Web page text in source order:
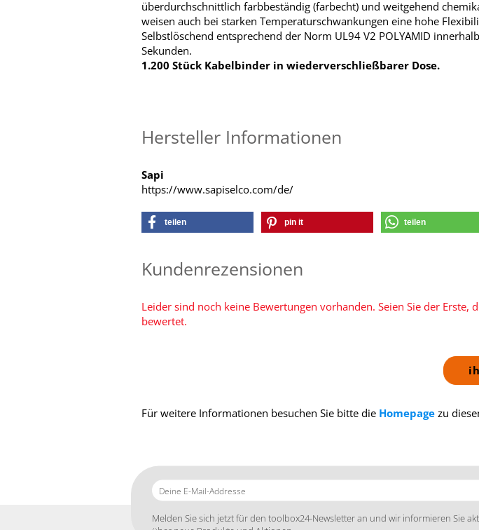
überdurchschnittlich farbbeständig (farbecht) und weitgehend
weisen auch bei starken Temperaturschwankungen eine hohe
Selbstlöschend entsprechend der Norm UL94 V2 POLYAMID
Sekunden.
1.200 Stück Kabelbinder in wiederverschließbarer Dose.
Hersteller Informationen
Sapi
https://www.sapiselco.com/de/
teilen pin it teilen
Kundenrezensionen
Leider sind noch keine Bewertungen vorhanden. Seien Sie der Erste,
bewertet.
Für weitere Informationen besuchen Sie bitte die Homepage zu
Deine
E-
Addresse
Melden Sie sich jetzt für den toolbox24-Newsletter an und wir informieren Sie